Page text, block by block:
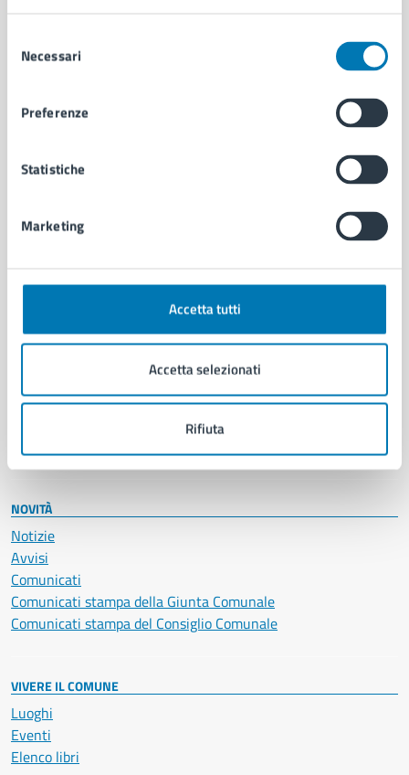
delNecessari
Preferenze
Statistiche
Marketing
Accetta tutti
Accetta selezionati
Rifiuta
Enti e fondazioni
Documenti e dati
Ambiente
Cultura e tempo libero
Educazione e formazione
Giustizia e sicurezza pubblica
Salute, benessere e assistenza
NOVITÀ
Notizie
Avvisi
Comunicati
Comunicati stampa della Giunta Comunale
Comunicati stampa del Consiglio Comunale
VIVERE IL COMUNE
Luoghi
Eventi
Elenco libri